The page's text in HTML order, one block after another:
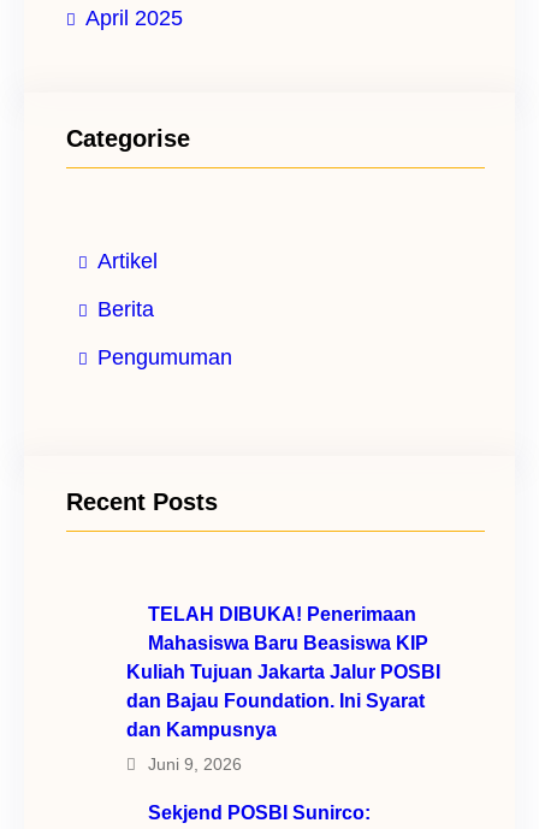
April 2025
Categorise
Artikel
Berita
Pengumuman
Recent Posts
TELAH DIBUKA! Penerimaan
Mahasiswa Baru Beasiswa KIP
Kuliah Tujuan Jakarta Jalur POSBI
dan Bajau Foundation. Ini Syarat
dan Kampusnya
Juni 9, 2026
Sekjend POSBI Sunirco: